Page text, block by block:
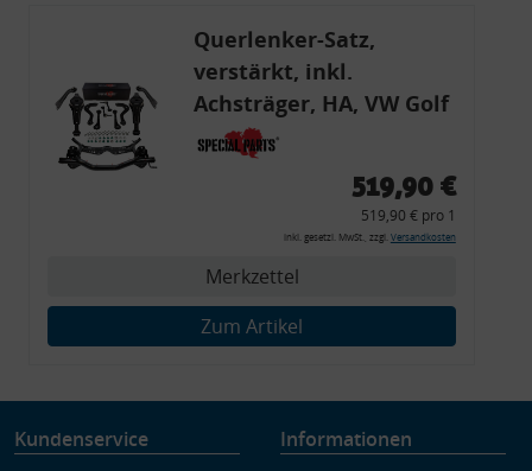
Querlenker-Satz,
verstärkt, inkl.
Achsträger, HA, VW Golf
5 + 6, Audi
519,90 €
519,90 € pro 1
inkl. gesetzl. MwSt., zzgl. Versandkosten
Merkzettel
Zum Artikel
Kundenservice Informationen